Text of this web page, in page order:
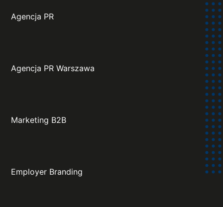
Agencja PR
Agencja PR Warszawa
Marketing B2B
Employer Branding